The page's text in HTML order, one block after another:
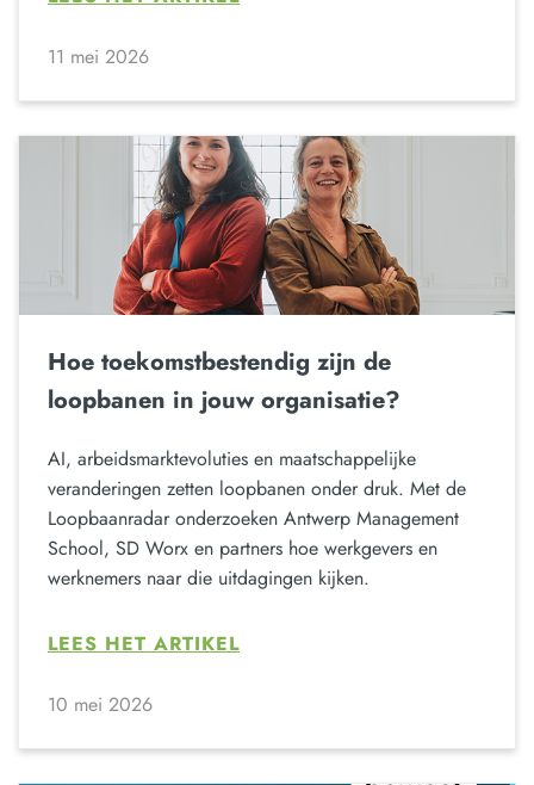
11 mei 2026
Hoe toekomstbestendig zijn de
loopbanen in jouw organisatie?
AI, arbeidsmarktevoluties en maatschappelijke
veranderingen zetten loopbanen onder druk. Met de
Loopbaanradar onderzoeken Antwerp Management
School, SD Worx en partners hoe werkgevers en
werknemers naar die uitdagingen kijken.
LEES HET ARTIKEL
10 mei 2026